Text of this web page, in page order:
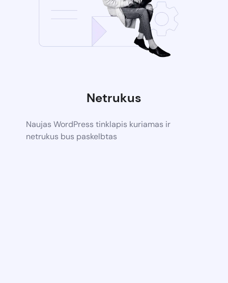
Netrukus
Naujas WordPress tinklapis kuriamas ir
netrukus bus paskelbtas